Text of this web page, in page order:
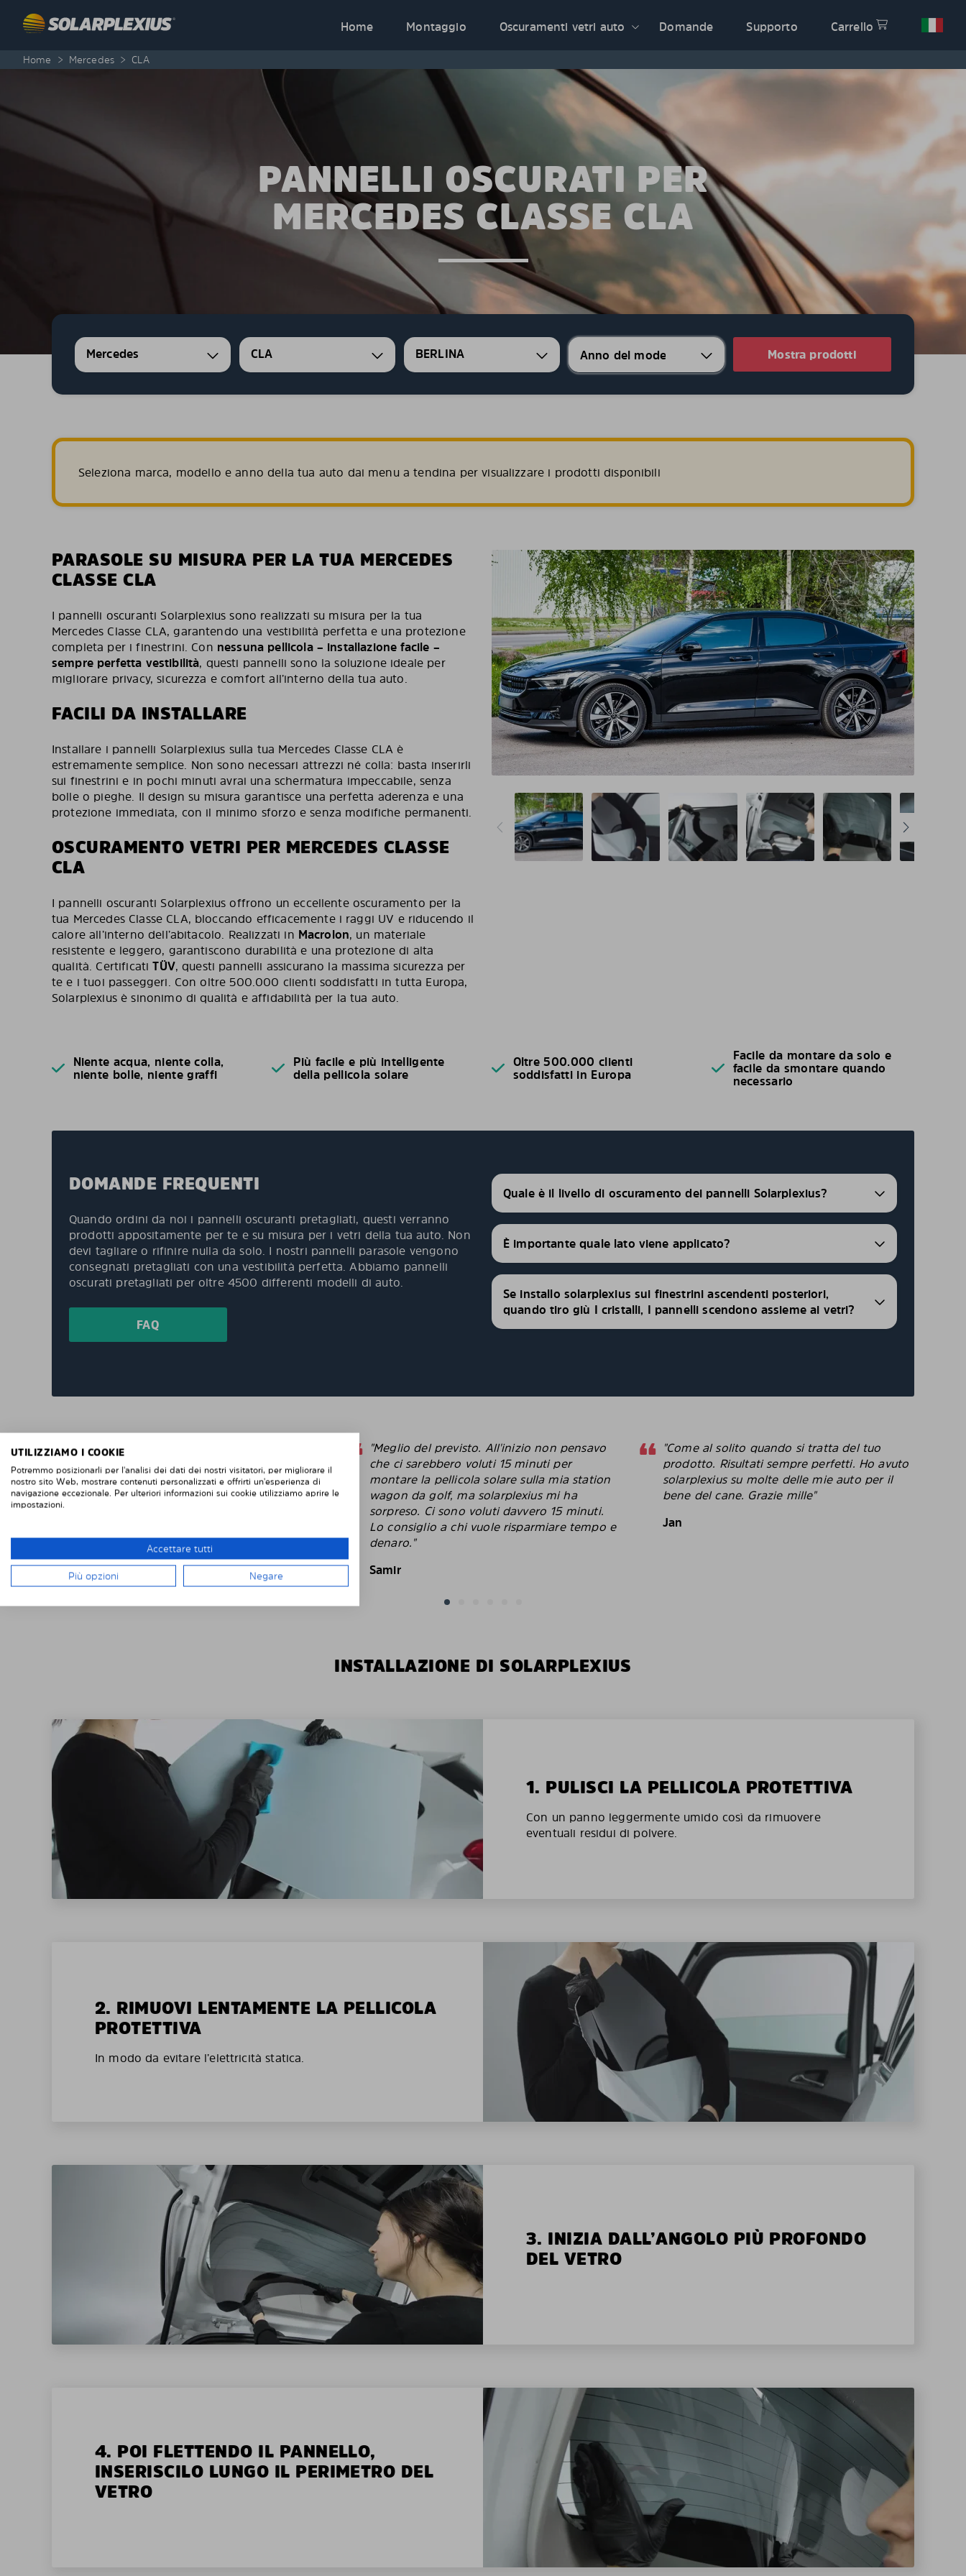
Home
Montaggio Oscuramenti vetri auto Domande Supporto Carrello
Home > Mercedes > CLA
PANNELLI OSCURATI PER
MERCEDES CLASSE CLA
Mercedes CLA BERLINA Mostra prodotti
Seleziona marca, modello e anno della tua auto dai menu a tendina per visualizzare i prodotti disponibili
PARASOLE SU MISURA PER LA TUA MERCEDES
CLASSE CLA
I pannelli oscuranti Solarplexius sono realizzati su misura per la tua
Mercedes Classe CLA, garantendo una vestibilità perfetta e una protezione
completa per i finestrini. Con nessuna pellicola – installazione facile –
sempre perfetta vestibilità, questi pannelli sono la soluzione ideale per
migliorare privacy, sicurezza e comfort all’interno della tua auto.
FACILI DA INSTALLARE
Installare i pannelli Solarplexius sulla tua Mercedes Classe CLA è
estremamente semplice. Non sono necessari attrezzi né colla: basta inserirli
sui finestrini e in pochi minuti avrai una schermatura impeccabile, senza
bolle o pieghe. Il design su misura garantisce una perfetta aderenza e una
protezione immediata, con il minimo sforzo e senza modifiche permanenti.
OSCURAMENTO VETRI PER MERCEDES CLASSE
CLA
I pannelli oscuranti Solarplexius offrono un eccellente oscuramento per la
tua Mercedes Classe CLA, bloccando efficacemente i raggi UV e riducendo il
calore all’interno dell’abitacolo. Realizzati in Macrolon, un materiale
resistente e leggero, garantiscono durabilità e una protezione di alta
qualità. CertificatiTÜV, questi pannelli assicurano la massima sicurezza per
te e i tuoi passeggeri. Con oltre 500.000 clienti soddisfatti in tutta Europa,
Solarplexius è sinonimo di qualità e affidabilità per la tua auto.
Niente acqua, niente colla,
niente bolle, niente graffi
Più facile e più intelligente
della pellicola solare
Oltre 500.000 clienti
soddisfatti in Europa
Facile da montare da solo e
facile da smontare quando
necessario
DOMANDE FREQUENTI
Quando ordini da noi i pannelli oscuranti pretagliati, questi verranno
prodotti appositamente per te e su misura per i vetri della tua auto. Non
devi tagliare o rifinire nulla da solo. I nostri pannelli parasole vengono
consegnati pretagliati con una vestibilità perfetta. Abbiamo pannelli
oscurati pretagliati per oltre 4500 differenti modelli di auto.
FAQ
Quale è il livello di oscuramento dei pannelli Solarplexius?
È importante quale lato viene applicato?
Se installo solarplexius sui finestrini ascendenti posteriori,
quando tiro giù I cristalli, I pannelli scendono assieme ai vetri?
"Consegna veloce e facile installazione, due
grandi finestrini posteriori e due piccoli
finestrini posteriori sulle porte posteriori di
un Renault Trafic. Se vuoi rimuoverli, è facile,
questi sembrino più intelligenti delle pellicole
protettive che attacchi direttamente alla
finestra. "
"Meglio del previsto. All'inizio non pensavo
che ci sarebbero voluti 15 minuti per
montare la pellicola solare sulla mia station
wagon da golf, ma solarplexius mi ha
sorpreso. Ci sono voluti davvero 15 minuti.
Lo consiglio a chi vuole risparmiare tempo e
denaro."
Samir
"Come al solito quando si tratta del tuo
prodotto. Risultati sempre perfetti. Ho avuto
solarplexius su molte delle mie auto per il
bene del cane. Grazie mille"
Jan
INSTALLAZIONE DI SOLARPLEXIUS
1. PULISCI LA PELLICOLA PROTETTIVA
Con un panno leggermente umido così da rimuovere
eventuali residui di polvere.
2. RIMUOVI LENTAMENTE LA PELLICOLA
PROTETTIVA
In modo da evitare l’elettricità statica.
3. INIZIA DALL’ANGOLO PIÙ PROFONDO
DEL VETRO
4. POI FLETTENDO IL PANNELLO,
INSERISCILO LUNGO IL PERIMETRO DEL
VETRO
UTILIZZIAMO I COOKIE
Potremmo posizionarli per l'analisi dei dati dei nostri visitatori, per migliorare il
nostro sito Web, mostrare contenuti personalizzati e offrirti un'esperienza di
navigazione eccezionale. Per ulteriori informazioni sui cookie utilizziamo aprire le
impostazioni.
Accettare tutti
Più opzioni Negare